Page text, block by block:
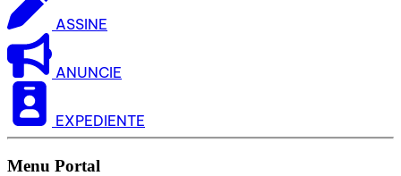
ASSINE
ANUNCIE
EXPEDIENTE
Menu Portal